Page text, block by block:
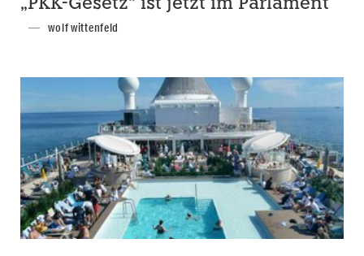
„PKK-Gesetz“ ist jetzt im Parlament
wolf wittenfeld